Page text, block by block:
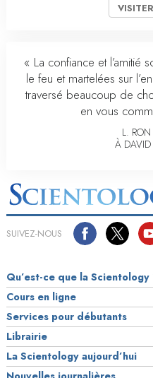
« La confiance et l’amitié
le feu et martelées sur
traversé beaucoup de
en vous
L.
À DAVID
SUIVEZ-NOUS
Qu’est-ce que la Scientology
Cours en ligne
Services pour débutants
Librairie
La Scientology aujourd’hui